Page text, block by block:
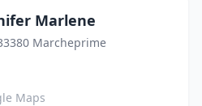
Marlene
Marcheprime
Maps